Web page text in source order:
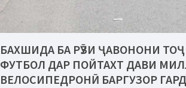
БАХШИДА БА РӮЗИ ҶАВОНОНИ
ФУТБОЛ ДАР ПОЙТАХТ ДАВИ
ВЕЛОСИПЕДРОНӢ БАРГУЗОР